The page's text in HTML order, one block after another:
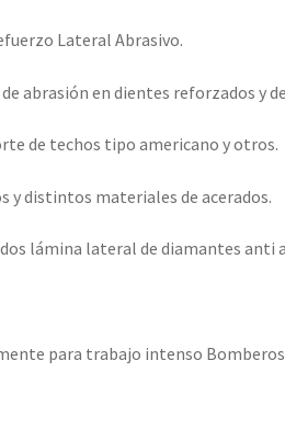
Lateral Abrasivo.
abrasión en dientes reforzados y
de techos tipo americano y otros.
y distintos materiales de acerados.
lámina lateral de diamantes anti
para trabajo intenso